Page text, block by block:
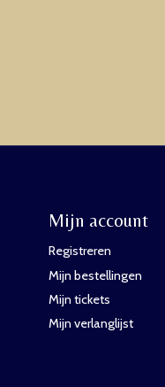
Mijn account
Registreren
Mijn bestellingen
Mijn tickets
Mijn verlanglijst